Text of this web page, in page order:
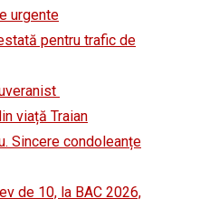
urgente
pentru trafic de
viață Traian
Sincere condoleanțe
de 10, la BAC 2026,